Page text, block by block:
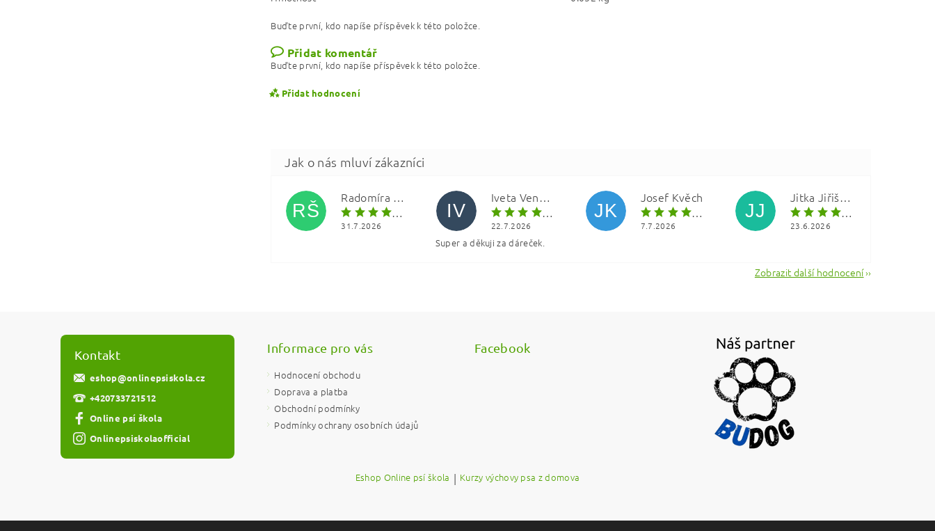
Buďte první, kdo napíše příspěvek k této položce.
Přidat komentář
Buďte první, kdo napíše příspěvek k této položce.
Přidat hodnocení
RŠ
Radomíra Šolínová
31.7.2026
IV
Iveta Vencová
22.7.2026
Super a děkuji za dáreček.
JK
Josef Kvěch
7.7.2026
JJ
Jitka Jiřištová
23.6.2026
Zobrazit další hodnocení
Kontakt
eshop@onlinepsiskola.cz
+420733721512
Online psí škola
Onlinepsiskolaofficial
Informace pro vás
Hodnocení obchodu
Doprava a platba
Obchodní podmínky
Podmínky ochrany osobních údajů
Facebook
Eshop Online psí škola | Kurzy výchovy psa z domova